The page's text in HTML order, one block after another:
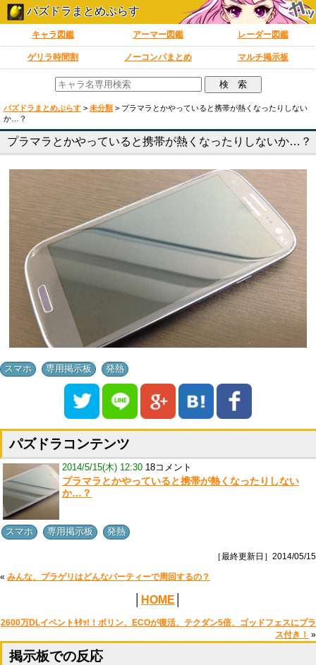
パズドラまとめぷらす
キャラ図鑑 アーマー図鑑 レーダー図鑑
ゲリラ時間割 ノーコンパまとめ マルチ掲示板
パズドラまとめぷらす > 未分類 > プラマラとかやっていると携帯が熱くなったりしない
か…？
プラマラとかやっていると携帯が熱くなったりしないか…？
スマホ 専用掲示板 発熱
パズドラコンテンツ
2014/5/15(木) 12:30 18コメント
プラマラとかやっていると携帯が熱くなったりしない
か…？
スマホ 専用掲示板 発熱
［最終更新日］2014/05/15
« みんな、プラゲリはどんなパーティーで周回するの？
HOME
2600万DLイベントｷﾀｯ!！ポリン、ECOが復活、テクダン5倍、ゴッドフェスにプラ
ス付き！ »
掲示板での反応